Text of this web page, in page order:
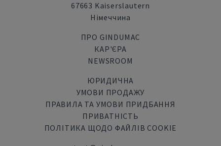
67663 Kaiserslautern
Німеччина
ПРО GINDUMAC
КАР'ЄРА
NEWSROOM
ЮРИДИЧНА
УМОВИ ПРОДАЖУ
ПРАВИЛА ТА УМОВИ ПРИДБАННЯ
ПРИВАТНІСТЬ
ПОЛІТИКА ЩОДО ФАЙЛІВ COOKIE